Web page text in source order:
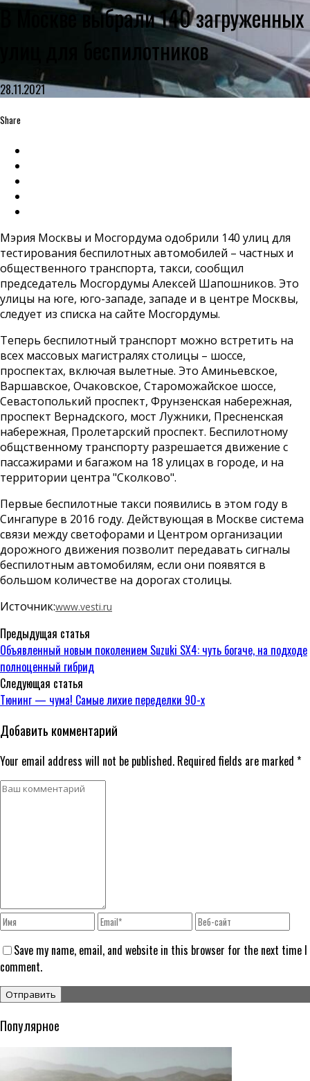
В Москве выбрали 140 загруженных
улиц для беспилотников
28.11.2021
Share
Мэрия Москвы и Мосгордума одобрили 140 улиц для
тестирования беспилотных автомобилей – частных и
общественного транспорта, такси, сообщил
председатель Мосгордумы Алексей Шапошников. Это
улицы на юге, юго-западе, западе и в центре Москвы,
следует из списка на сайте Мосгордумы.
Теперь беспилотный транспорт можно встретить на
всех массовых магистралях столицы – шоссе,
проспектах, включая вылетные. Это Аминьевское,
Варшавское, Очаковское, Староможайское шоссе,
Севастополький проспект, Фрунзенская набережная,
проспект Вернадского, мост Лужники, Пресненская
набережная, Пролетарский проспект. Беспилотному
общственному транспорту разрешается движение с
пассажирами и багажом на 18 улицах в городе, и на
территории центра "Сколково".
Первые беспилотные такси появились в этом году в
Сингапуре в 2016 году. Действующая в Москве система
связи между светофорами и Центром организации
дорожного движения позволит передавать сигналы
беспилотным автомобилям, если они появятся в
большом количестве на дорогах столицы.
Источник:www.vesti.ru
Предыдущая статья
Объявленный новым поколением Suzuki SX4: чуть богаче, на подходе
полноценный гибрид
Следующая статья
Тюнинг — чума! Самые лихие переделки 90-х
Добавить комментарий
Your email address will not be published. Required fields are marked *
Save my name, email, and website in this browser for the next time I
comment.
Популярное